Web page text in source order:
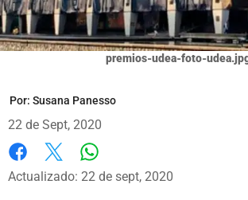
premios-udea-foto-
Por: Susana Panesso
22 de Sept, 2020
Facebook
X
Actualizado: 22 de sept, 2020